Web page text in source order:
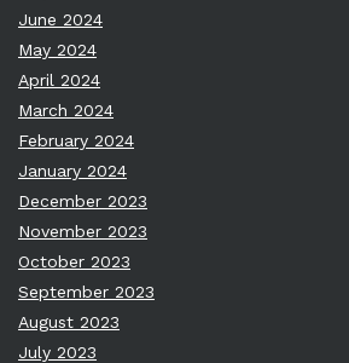
June 2024
May 2024
April 2024
March 2024
February 2024
January 2024
December 2023
November 2023
October 2023
September 2023
August 2023
July 2023